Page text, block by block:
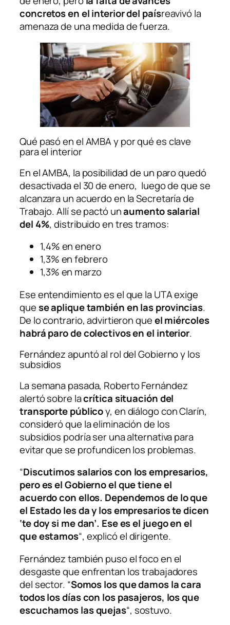
concretos en el interior del paísreavivó la
amenaza de una medida de fuerza.
Qué pasó en el AMBA y por qué es clave
para el interior
En el AMBA, la posibilidad de un paro quedó
desactivada el 30 de enero, luego de que se
alcanzara un acuerdo en la Secretaría de
Trabajo. Allí se pactó unaumento salarial
del 4%, distribuido en tres tramos:
1,4% en enero
1,3% en febrero
1,3% en marzo
Ese entendimiento es el que la UTA exige
quese aplique también en las provincias.
De lo contrario, advirtieron queel miércoles
habrá paro de colectivos en el interior.
Fernández apuntó al rol del Gobierno y los
subsidios
La semana pasada, Roberto Fernández
alertó sobre lacrítica situación del
transporte públicoy, en diálogo con Clarín,
consideró que la eliminación de los
subsidios podría ser una alternativa para
evitar que se profundicen los problemas.
“Discutimos salarios con los empresarios,
pero es el Gobierno el que tiene el
acuerdo con ellos. Dependemos de lo que
el Estado les da y los empresarios te dicen
‘te doy si me dan’. Ese es el juego en el
que estamos“, explicó el dirigente.
Fernández también puso el foco en el
desgaste que enfrentan los trabajadores
del sector. “Somos los que damos la cara
todos los días con los pasajeros, los que
escuchamos las quejas“, sostuvo.